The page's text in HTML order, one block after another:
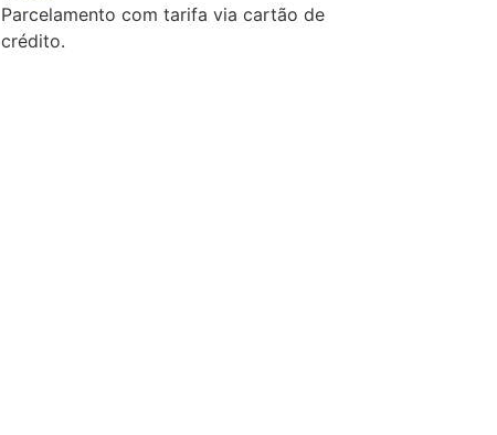
Parcelamento com tarifa via cartão de
crédito.